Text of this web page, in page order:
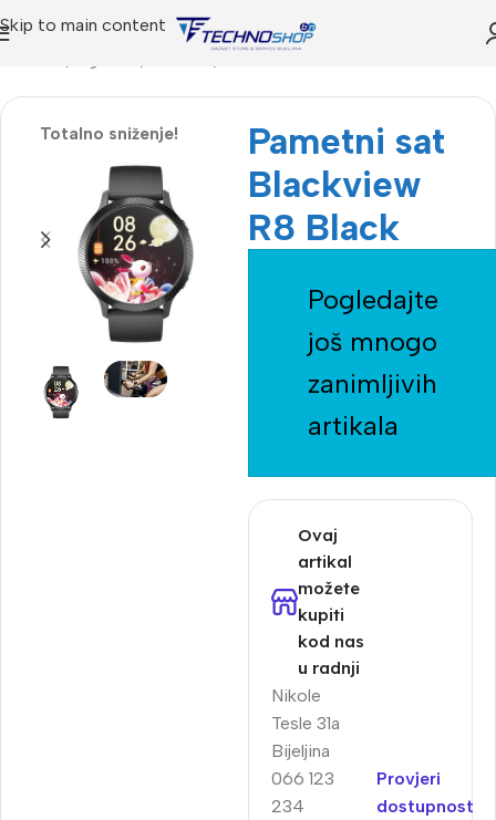
Skip to main content
Totalno sniženje!
Pametni sat
Blackview
R8 Black
Pogledajte
još mnogo
zanimljivih
artikala
Ovaj
artikal
možete
kupiti
kod nas
u radnji
Nikole
Tesle 31a
Bijeljina
066 123
234
Provjeri
dostupnost